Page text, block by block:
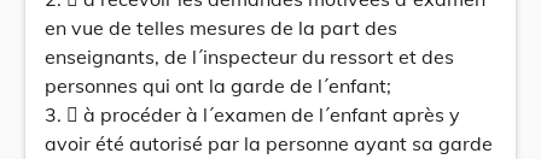
en vue de telles mesures de la part des
enseignants, de l´inspecteur du ressort et des
personnes qui ont la garde de l´enfant;
3.  à procéder à l´examen de l´enfant après y
avoir été autorisé par la personne ayant sa garde